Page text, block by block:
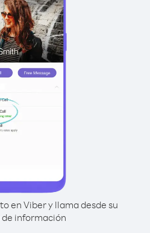
en Viber y llama desde su
información